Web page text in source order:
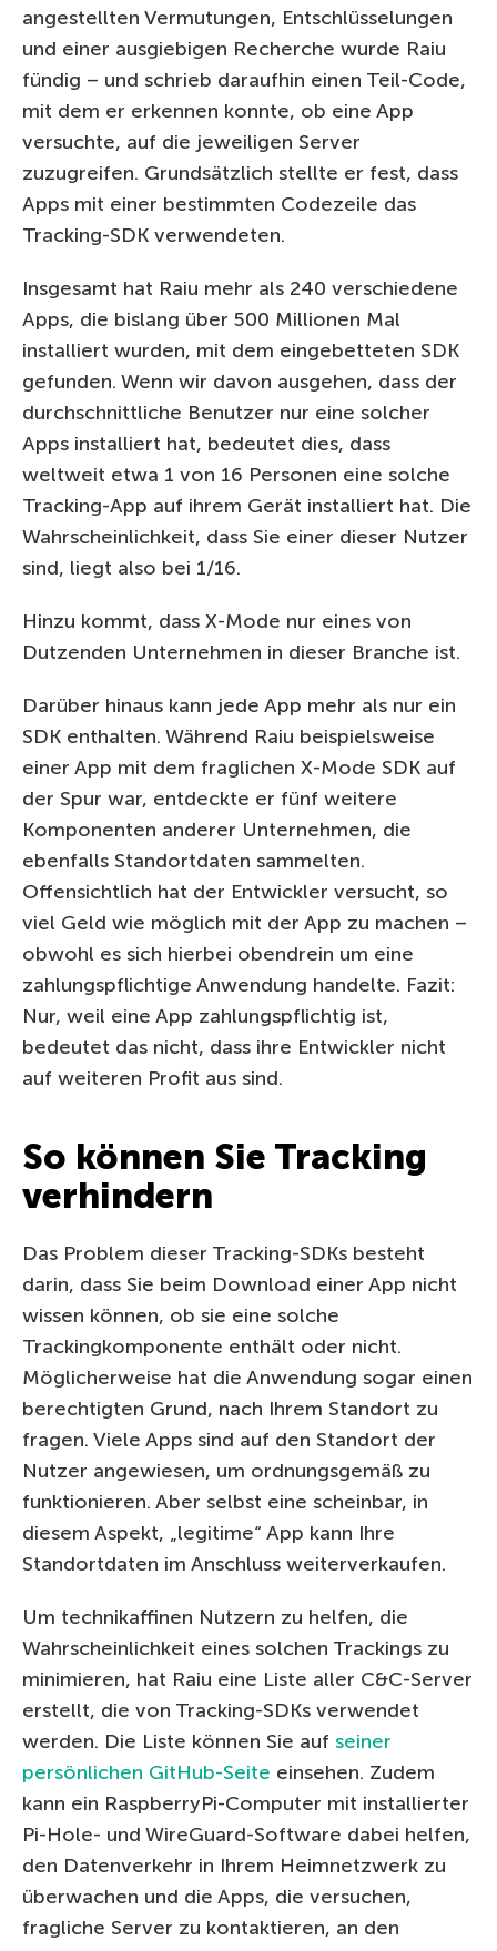
angestellten Vermutungen, Entschlüsselungen
und einer ausgiebigen Recherche wurde Raiu
fündig – und schrieb daraufhin einen Teil-Code,
mit dem er erkennen konnte, ob eine App
versuchte, auf die jeweiligen Server
zuzugreifen. Grundsätzlich stellte er fest, dass
Apps mit einer bestimmten Codezeile das
Tracking-SDK verwendeten.
Insgesamt hat Raiu mehr als 240 verschiedene
Apps, die bislang über 500 Millionen Mal
installiert wurden, mit dem eingebetteten SDK
gefunden. Wenn wir davon ausgehen, dass der
durchschnittliche Benutzer nur eine solcher
Apps installiert hat, bedeutet dies, dass
weltweit etwa 1 von 16 Personen eine solche
Tracking-App auf ihrem Gerät installiert hat. Die
Wahrscheinlichkeit, dass Sie einer dieser Nutzer
sind, liegt also bei 1/16.
Hinzu kommt, dass X-Mode nur eines von
Dutzenden Unternehmen in dieser Branche ist.
Darüber hinaus kann jede App mehr als nur ein
SDK enthalten. Während Raiu beispielsweise
einer App mit dem fraglichen X-Mode SDK auf
der Spur war, entdeckte er fünf weitere
Komponenten anderer Unternehmen, die
ebenfalls Standortdaten sammelten.
Offensichtlich hat der Entwickler versucht, so
viel Geld wie möglich mit der App zu machen –
obwohl es sich hierbei obendrein um eine
zahlungspflichtige Anwendung handelte. Fazit:
Nur, weil eine App zahlungspflichtig ist,
bedeutet das nicht, dass ihre Entwickler nicht
auf weiteren Profit aus sind.
So können Sie Tracking
verhindern
Das Problem dieser Tracking-SDKs besteht
darin, dass Sie beim Download einer App nicht
wissen können, ob sie eine solche
Trackingkomponente enthält oder nicht.
Möglicherweise hat die Anwendung sogar einen
berechtigten Grund, nach Ihrem Standort zu
fragen. Viele Apps sind auf den Standort der
Nutzer angewiesen, um ordnungsgemäß zu
funktionieren. Aber selbst eine scheinbar, in
diesem Aspekt, „legitime“ App kann Ihre
Standortdaten im Anschluss weiterverkaufen.
Um technikaffinen Nutzern zu helfen, die
Wahrscheinlichkeit eines solchen Trackings zu
minimieren, hat Raiu eine Liste aller C&C-Server
erstellt, die von Tracking-SDKs verwendet
werden. Die Liste können Sie auf seiner
persönlichen GitHub-Seite einsehen. Zudem
kann ein RaspberryPi-Computer mit installierter
Pi-Hole- und WireGuard-Software dabei helfen,
den Datenverkehr in Ihrem Heimnetzwerk zu
überwachen und die Apps, die versuchen,
fragliche Server zu kontaktieren, an den